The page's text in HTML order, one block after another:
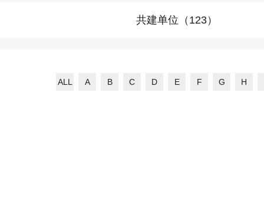
共建单位（123）
ALL A B C D E F G H